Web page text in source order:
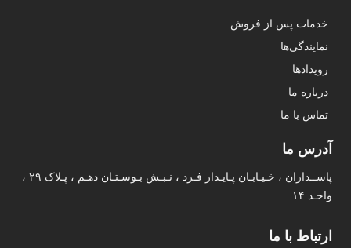
آدرس ما
پاســداران ، خـیـابـان پـایـدار فـرد ، نـبـش بـوسـتـان دهـم ، پـلاک ۲۹ ،
واحـد ۱۴
ارتباط با ما
خدمات پس از فروش
نمایندگی‌ها
رویدادها
درباره ما
تماس با ما